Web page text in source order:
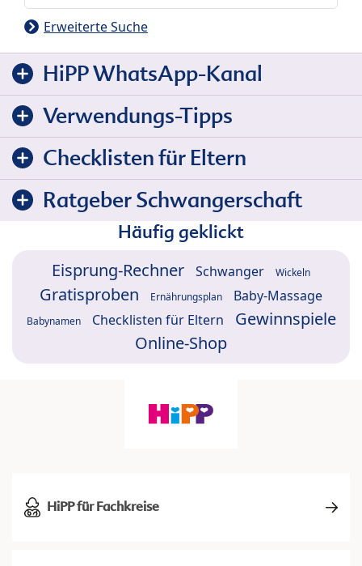
Erweiterte Suche
HiPP WhatsApp-Kanal
Verwendungs-Tipps
Checklisten für Eltern
Ratgeber Schwangerschaft
Häufig geklickt
Eisprung-Rechner Schwanger Wickeln
Gratisproben Ernährungsplan Baby-Massage
Babynamen Checklisten für Eltern
Gewinnspiele
Online-Shop
HiPP für Fachkreise